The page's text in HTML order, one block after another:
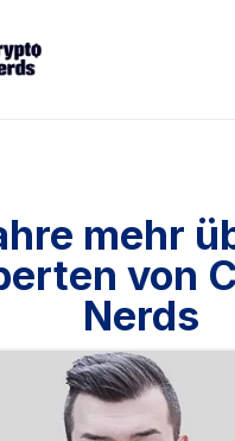
mehr
von
Nerds